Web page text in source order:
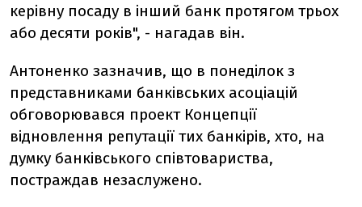
керівну посаду в інший банк протягом трьох
або десяти років", - нагадав він.
Антоненко зазначив, що в понеділок з
представниками банківських асоціацій
обговорювався проект Концепції
відновлення репутації тих банкірів, хто, на
думку банківського співтовариства,
постраждав незаслужено.